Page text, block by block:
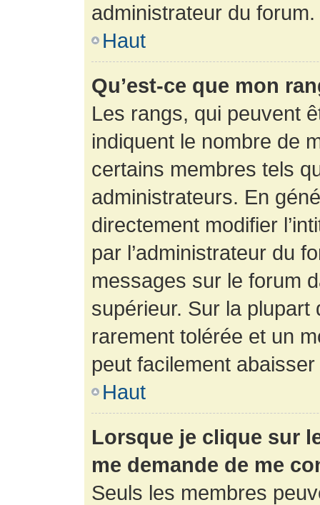
administrateur du forum.
Haut
Qu’est-ce que mon
Les rangs, qui peuvent
indiquent le nombre de
certains membres tels
administrateurs. En
directement modifier
par l’administrateur du
messages sur le forum
supérieur. Sur la
rarement tolérée et un
peut facilement
Haut
Lorsque je clique sur
me demande de me
Seuls les membres